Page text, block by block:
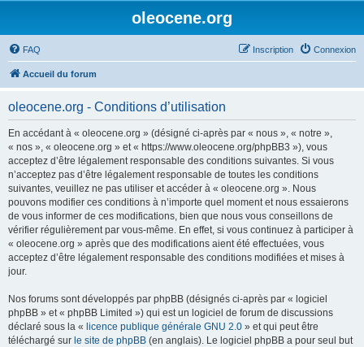
oleocene.org
FAQ Connexion
Inscription
Accueil du forum
oleocene.org - Conditions d’utilisation
En accédant à « oleocene.org » (désigné ci-après par « nous », « notre »,
« nos », « oleocene.org » et « https://www.oleocene.org/phpBB3 »), vous
acceptez d’être légalement responsable des conditions suivantes. Si vous
n’acceptez pas d’être légalement responsable de toutes les conditions
suivantes, veuillez ne pas utiliser et accéder à « oleocene.org ». Nous
pouvons modifier ces conditions à n’importe quel moment et nous essaierons
de vous informer de ces modifications, bien que nous vous conseillons de
vérifier régulièrement par vous-même. En effet, si vous continuez à participer à
« oleocene.org » après que des modifications aient été effectuées, vous
acceptez d’être légalement responsable des conditions modifiées et mises à
jour.
Nos forums sont développés par phpBB (désignés ci-après par « logiciel
phpBB » et « phpBB Limited ») qui est un logiciel de forum de discussions
déclaré sous la « licence publique générale GNU 2.0 » et qui peut être
téléchargé sur le site de phpBB (en anglais). Le logiciel phpBB a pour seul but